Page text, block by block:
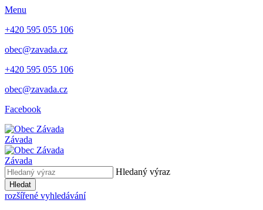
Menu
+420 595 055 106
obec@zavada.cz
+420 595 055 106
obec@zavada.cz
Facebook
Závada
Závada
Hledaný výraz
Hledat
rozšířené vyhledávání